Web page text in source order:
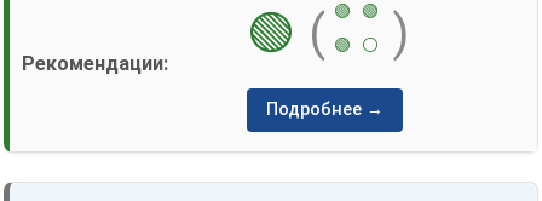
🟢 ( 🟢
🟢
🟢
⚪ )
Подробнее →